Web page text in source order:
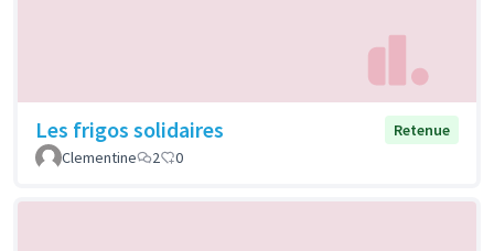
Les frigos solidaires
Retenue
Clementine
2 0